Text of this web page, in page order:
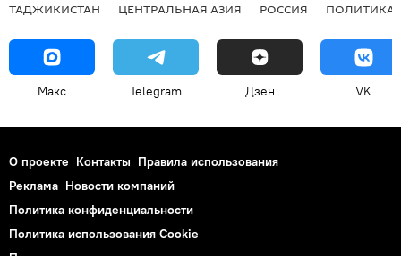
ТАДЖИКИСТАН ЦЕНТРАЛЬНАЯ АЗИЯ РОССИЯ ПОЛИТИКА
Макс Telegram Дзен VK
О проекте Контакты Правила использования
Реклама Новости компаний
Политика конфиденциальности
Политика использования Cookie